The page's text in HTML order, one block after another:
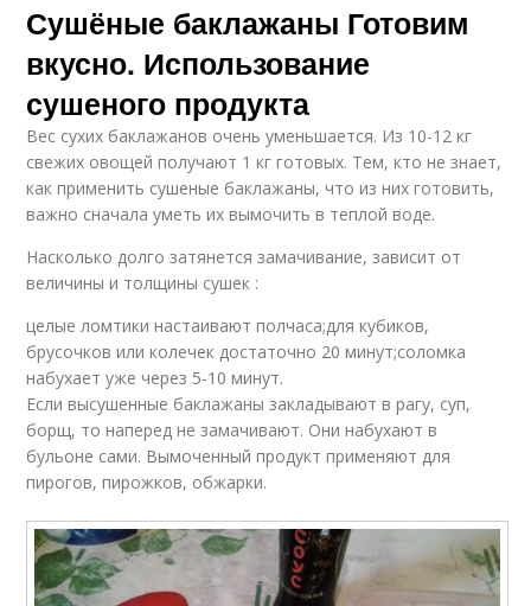
Сушёные баклажаны Готовим
вкусно. Использование
сушеного продукта
Вес сухих баклажанов очень уменьшается. Из 10-12 кг
свежих овощей получают 1 кг готовых. Тем, кто не знает,
как применить сушеные баклажаны, что из них готовить,
важно сначала уметь их вымочить в теплой воде.
Насколько долго затянется замачивание, зависит от
величины и толщины сушек :
целые ломтики настаивают полчаса;для кубиков,
брусочков или колечек достаточно 20 минут;соломка
набухает уже через 5-10 минут.
Если высушенные баклажаны закладывают в рагу, суп,
борщ, то наперед не замачивают. Они набухают в
бульоне сами. Вымоченный продукт применяют для
пирогов, пирожков, обжарки.